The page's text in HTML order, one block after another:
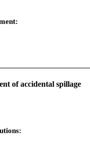
of accidental spillage